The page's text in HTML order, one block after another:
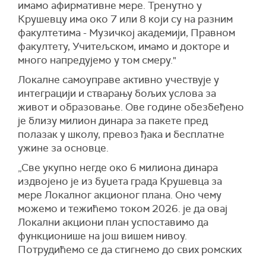
имамо афирмативне мере. Тренутно у
Крушевцу има око 7 или 8 који су на разним
факултетима - Музичкој академији, Правном
факултету, Учитељском, имамо и докторе и
много напредујемо у том смеру."
Локалне самоуправе активно учествује у
интеграцији и стварању бољих услова за
живот и образовање. Ове године обезбеђено
је близу милион динара за пакете пред
полазак у школу, превоз ђака и бесплатне
ужине за основце.
„Све укупно негде око 6 милиона динара
издвојено је из буџета града Крушевца за
мере Локалног акционог плана. Оно чему
можемо и тежићемо током 2026. је да овај
Локални акциони план успоставимо да
функционише на још вишем нивоу.
Потрудићемо се да стигнемо до свих ромских